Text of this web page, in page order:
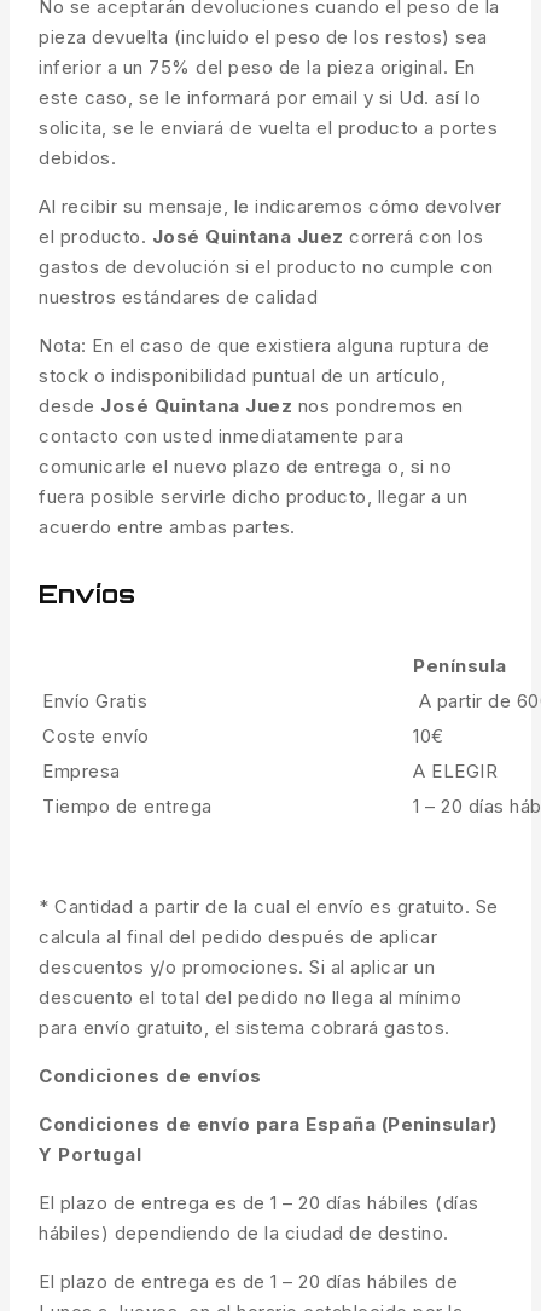
No se aceptarán devoluciones cuando el peso de la
pieza devuelta (incluido el peso de los restos) sea
inferior a un 75% del peso de la pieza original. En
este caso, se le informará por email y si Ud. así lo
solicita, se le enviará de vuelta el producto a portes
debidos.
Al recibir su mensaje, le indicaremos cómo devolver
el producto. José Quintana Juez correrá con los
gastos de devolución si el producto no cumple con
nuestros estándares de calidad
Nota: En el caso de que existiera alguna ruptura de
stock o indisponibilidad puntual de un artículo,
desde José Quintana Juez nos pondremos en
contacto con usted inmediatamente para
comunicarle el nuevo plazo de entrega o, si no
fuera posible servirle dicho producto, llegar a un
acuerdo entre ambas partes.
Envíos
Península
Envío Gratis
A partir de
Coste envío
10€
Empresa
A ELEGIR
Tiempo de entrega
1 – 20 días
* Cantidad a partir de la cual el envío es gratuito. Se
calcula al final del pedido después de aplicar
descuentos y/o promociones. Si al aplicar un
descuento el total del pedido no llega al mínimo
para envío gratuito, el sistema cobrará gastos.
Condiciones de envíos
Condiciones de envío para España (Peninsular)
Y Portugal
El plazo de entrega es de 1 – 20 días hábiles (días
hábiles) dependiendo de la ciudad de destino.
El plazo de entrega es de 1 – 20 días hábiles de